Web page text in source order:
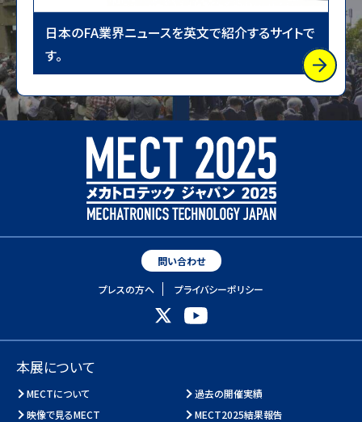
日本のFA業界ニュースを英文で紹介するサイトで
す。
問い合わせ
プレスの方へ プライバシーポリシー
本展について
MECTについて
過去の開催実績
映像で見るMECT
MECT2025結果報告